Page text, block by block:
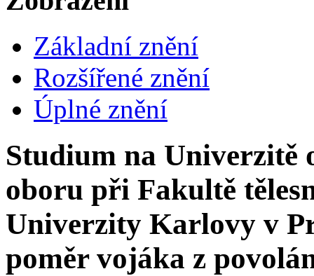
Základní znění
Rozšířené znění
Úplné znění
Studium na Univerzitě
oboru při Fakultě
Univerzity Karlovy v
poměr vojáka z